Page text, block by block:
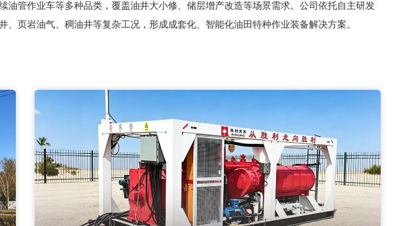
管作业车等多种品类，覆盖油井大小修、储层增产改造等场景需求。公司依托自主研发
页岩油气、稠油井等复杂工况，形成成套化、智能化油田特种作业装备解决方案。